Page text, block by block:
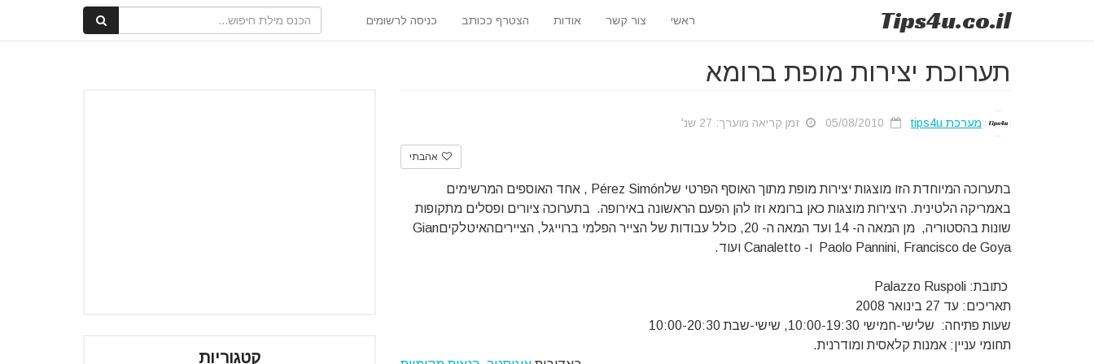
Tips4u.co.il ראשי צור קשר אודות הצטרף ככותב כניסה לרשומים
תערוכת יצירות מופת ברומא
מערכת tips4u זמן קריאה מוערך: 27 שנ'
אהבתי
בתערוכה המיוחדת הזו מוצגות יצירות מופת מתוך האוסף הפרטי שלPérez Simón , אחד האוספים המרשימים
באמריקה הלטינית. היצירות מוצגות כאן ברומא וזו להן הפעם הראשונה באירופה. בתערוכה ציורים ופסלים מתקופות
שונות בהסטוריה, מן המאה ה- 14 ועד המאה ה- 20, כולל עבודות של הצייר הפלמי ברוייגל, הצייריםהאיטלקיםGian
Paolo Pannini, Francisco de Goya ו- Canaletto ועוד.
כתובת: Palazzo Ruspoli
תאריכים: עד 27 בינואר 2008
שעות פתיחה: שלישי-חמישי 10:00-19:30, שישי-שבת 10:00-20:30
תחומי עניין: אמנות קלאסית ומודרנית.
קטגוריות